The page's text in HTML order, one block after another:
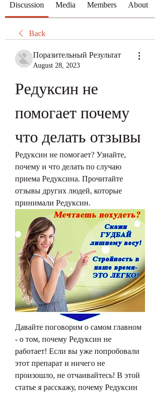
Discussion Media Members About
Back
Поразительный Результат
August 28, 2023
Редуксин не
помогает почему
что делать отзывы
Редуксин не помогает? Узнайте,
почему и что делать по случаю
приема Редуксина. Прочитайте
отзывы других людей, которые
принимали Редуксин.
Давайте поговорим о самом главном
- о том, почему Редуксин не
работает! Если вы уже попробовали
этот препарат и ничего не
произошло, не отчаивайтесь! В этой
статье я расскажу, почему Редуксин